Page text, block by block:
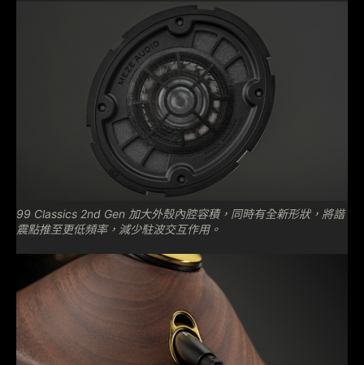
99 Classics 2nd Gen 加大外殼內腔容積，同時有全新形狀，將諧
震點推至更低頻率，減少駐波交互作用。